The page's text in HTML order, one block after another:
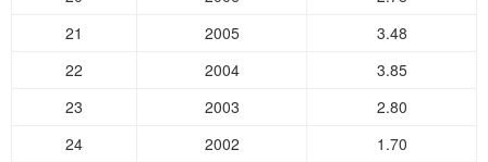
21
2005
3.48
22
2004
3.85
23
2003
2.80
24
2002
1.70